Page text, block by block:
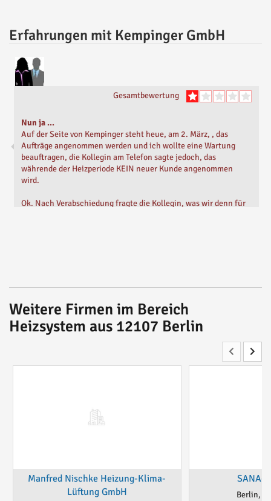
Erfahrungen mit Kempinger GmbH
Gesamtbewertung
Nun ja ...
Auf der Seite von Kempinger steht heue, am 2. März, , das
Aufträge angenommen werden und ich wollte eine Wartung
beauftragen, die Kollegin am Telefon sagte jedoch, das
währende der Heizperiode KEIN neuer Kunde angenommen
wird.
Ok. Nach Verabschiedung fragte die Kollegin, was wir denn für
Weitere Firmen im Bereich
Heizsystem aus 12107 Berlin
Manfred Nischke Heizung-Klima-
Lüftung GmbH
SANA-
Berlin,